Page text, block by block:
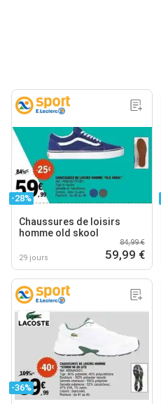
-28%
Chaussures de loisirs
homme old skool
29 jours
84,99 €
59,99 €
-36%